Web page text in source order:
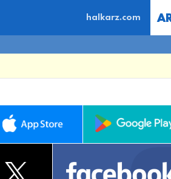
halkarz.com